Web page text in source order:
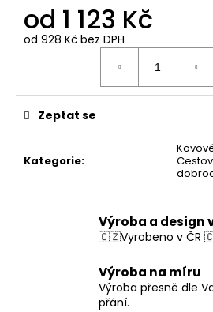
od 1 123 Kč
od 928 Kč bez DPH
Kategorie:
Zeptat se
Výroba a design
🇨🇿Vyrobeno v ČR
Výroba na míru
Výroba přesně dle
přání.